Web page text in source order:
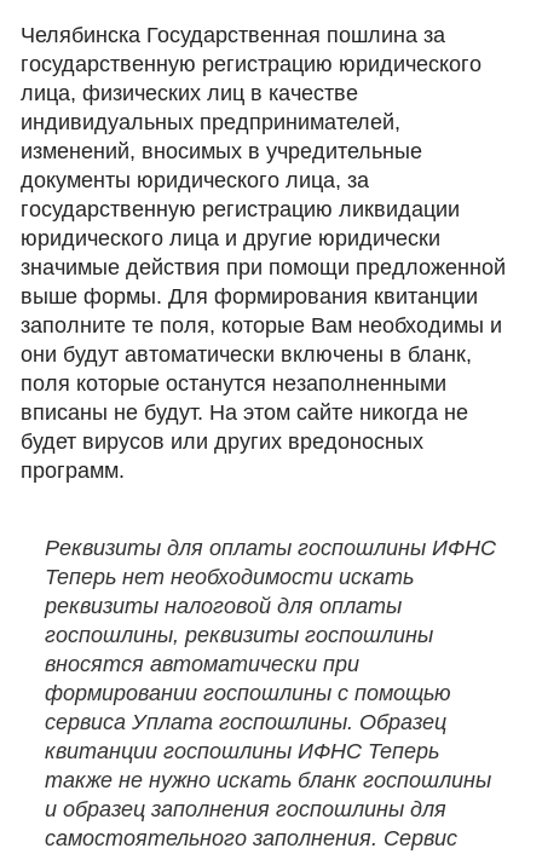
Челябинска Государственная пошлина за
государственную регистрацию юридического
лица, физических лиц в качестве
индивидуальных предпринимателей,
изменений, вносимых в учредительные
документы юридического лица, за
государственную регистрацию ликвидации
юридического лица и другие юридически
значимые действия при помощи предложенной
выше формы. Для формирования квитанции
заполните те поля, которые Вам необходимы и
они будут автоматически включены в бланк,
поля которые останутся незаполненными
вписаны не будут. На этом сайте никогда не
будет вирусов или других вредоносных
программ.
Реквизиты для оплаты госпошлины ИФНС
Теперь нет необходимости искать
реквизиты налоговой для оплаты
госпошлины, реквизиты госпошлины
вносятся автоматически при
формировании госпошлины с помощью
сервиса Уплата госпошлины. Образец
квитанции госпошлины ИФНС Теперь
также не нужно искать бланк госпошлины
и образец заполнения госпошлины для
самостоятельного заполнения. Сервис